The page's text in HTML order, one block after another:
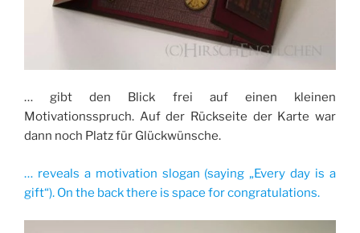
… gibt den Blick frei auf einen kleinen
Motivationsspruch. Auf der Rückseite der Karte war
dann noch Platz für Glückwünsche.
… reveals a motivation slogan (saying „Every day is a
gift“). On the back there is space for congratulations.